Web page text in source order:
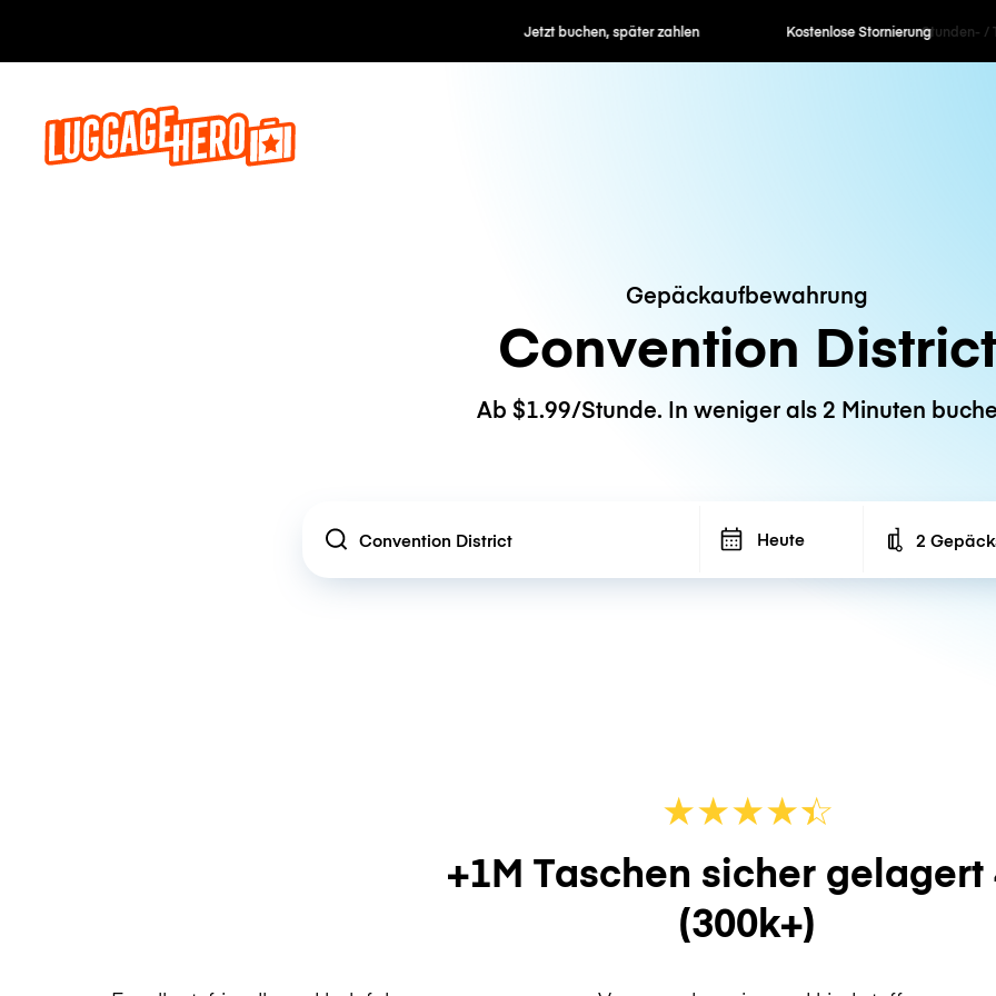
Jetzt buchen, später zahlen Kostenlose Stornierung Stunden- /
Gepäckaufbewahrung
Convention District
Ab $1.99/Stunde. In weniger als 2 Minuten
Location Heute Number of
2
★★★★☆
★
+1M Taschen sicher gelagert
(300k+)